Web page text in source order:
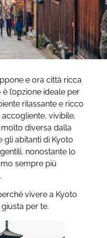
e ora città ricca
l’opzione ideale per
rilassante e ricco
vivibile,
diversa dalla
gli abitanti di Kyoto
nonostante lo
sempre più
vivere a Kyoto
per te.